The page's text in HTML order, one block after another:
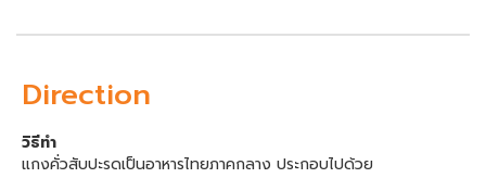
Direction
วิธีทำ
แกงคั่วสับปะรดเป็นอาหารไทยภาคกลาง ประกอบไปด้วย